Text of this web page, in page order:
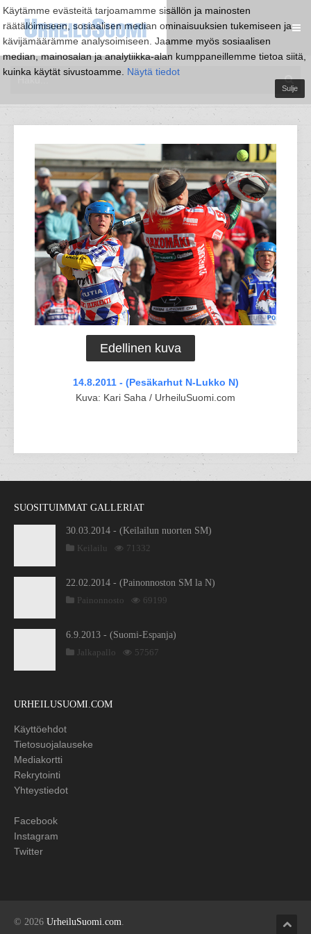
Käytämme evästeitä tarjoamamme sisällön ja mainosten
räätälöimiseen, sosiaalisen median ominaisuuksien tukemiseen ja
kävijämäärämme analysoimiseen. Jaamme myös sosiaalisen
median, mainosalan ja analytiikka-alan kumppaneillemme tietoa siitä,
kuinka käytät sivustoamme. Näytä tiedot
Sulje
Edellinen kuva
14.8.2011 - (Pesäkarhut N-Lukko N)
Kuva: Kari Saha / UrheiluSuomi.com
SUOSITUIMMAT GALLERIAT
30.03.2014 - (Keilailun nuorten SM)
Keilailu
71332
22.02.2014 - (Painonnoston SM la N)
Painonnosto
69199
6.9.2013 - (Suomi-Espanja)
Jalkapallo
57567
URHEILUSUOMI.COM
Käyttöehdot
Tietosuojalauseke
Mediakortti
Rekrytointi
Yhteystiedot
Facebook
Instagram
Twitter
© 2026 UrheiluSuomi.com.